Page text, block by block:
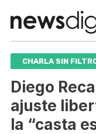
CHARLA SIN
Diego
ajuste
la “casta